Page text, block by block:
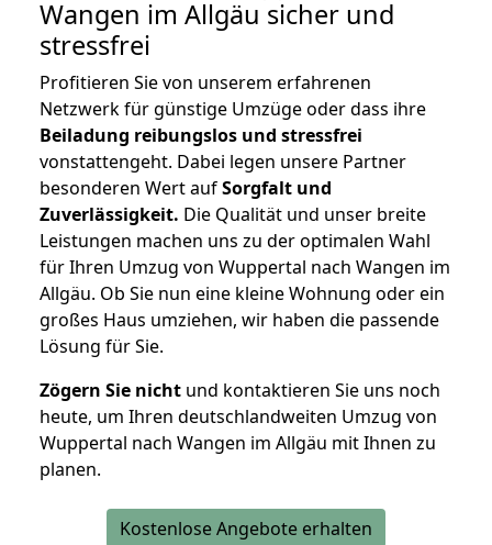
Wangen im Allgäu sicher und
stressfrei
Profitieren Sie von unserem erfahrenen
Netzwerk für günstige Umzüge oder dass ihre
Beiladung reibungslos und stressfrei
vonstattengeht. Dabei legen unsere Partner
besonderen Wert aufSorgfalt und
Zuverlässigkeit. Die Qualität und unser breite
Leistungen machen uns zu der optimalen Wahl
für Ihren Umzug von Wuppertal nach Wangen im
Allgäu. Ob Sie nun eine kleine Wohnung oder ein
großes Haus umziehen, wir haben die passende
Lösung für Sie.
Zögern Sie nicht und kontaktieren Sie uns noch
heute, um Ihren deutschlandweiten Umzug von
Wuppertal nach Wangen im Allgäu mit Ihnen zu
planen.
Kostenlose Angebote erhalten